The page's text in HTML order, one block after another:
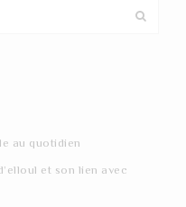
au quotidien
et son lien avec